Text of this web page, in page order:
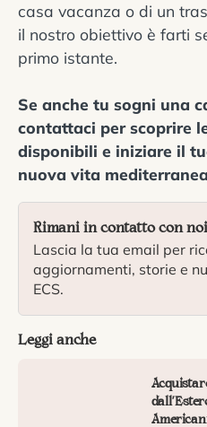
casa vacanza o di un
il nostro obiettivo è farti
primo istante.
Se anche tu sogni una
contattaci per scoprire
disponibili e iniziare il
nuova vita
Rimani in contatto con
Lascia la tua email per
aggiornamenti, storie e
ECS.
Leggi anche